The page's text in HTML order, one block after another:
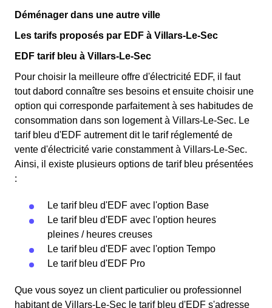
Déménager dans une autre ville
Les tarifs proposés par EDF à Villars-Le-Sec
EDF tarif bleu à Villars-Le-Sec
Pour choisir la meilleure offre d'électricité EDF, il faut
tout dabord connaître ses besoins et ensuite choisir une
option qui corresponde parfaitement à ses habitudes de
consommation dans son logement à Villars-Le-Sec. Le
tarif bleu d'EDF autrement dit le tarif réglementé de
vente d'électricité varie constamment à Villars-Le-Sec.
Ainsi, il existe plusieurs options de tarif bleu présentées
:
Le tarif bleu d'EDF avec l'option Base
Le tarif bleu d'EDF avec l'option heures
pleines / heures creuses
Le tarif bleu d'EDF avec l'option Tempo
Le tarif bleu d'EDF Pro
Que vous soyez un client particulier ou professionnel
habitant de Villars-Le-Sec le tarif bleu d'EDF s'adresse